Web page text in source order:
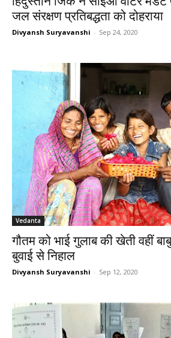
जल संरक्षण प्रतिबद्धता को दोहराया
Divyansh Suryavanshi - Sep 24, 2020
Vedanta
गौतम को भाई गुलाब की खेती वहीं
बुवाई से निहाल
Divyansh Suryavanshi - Sep 12, 2020